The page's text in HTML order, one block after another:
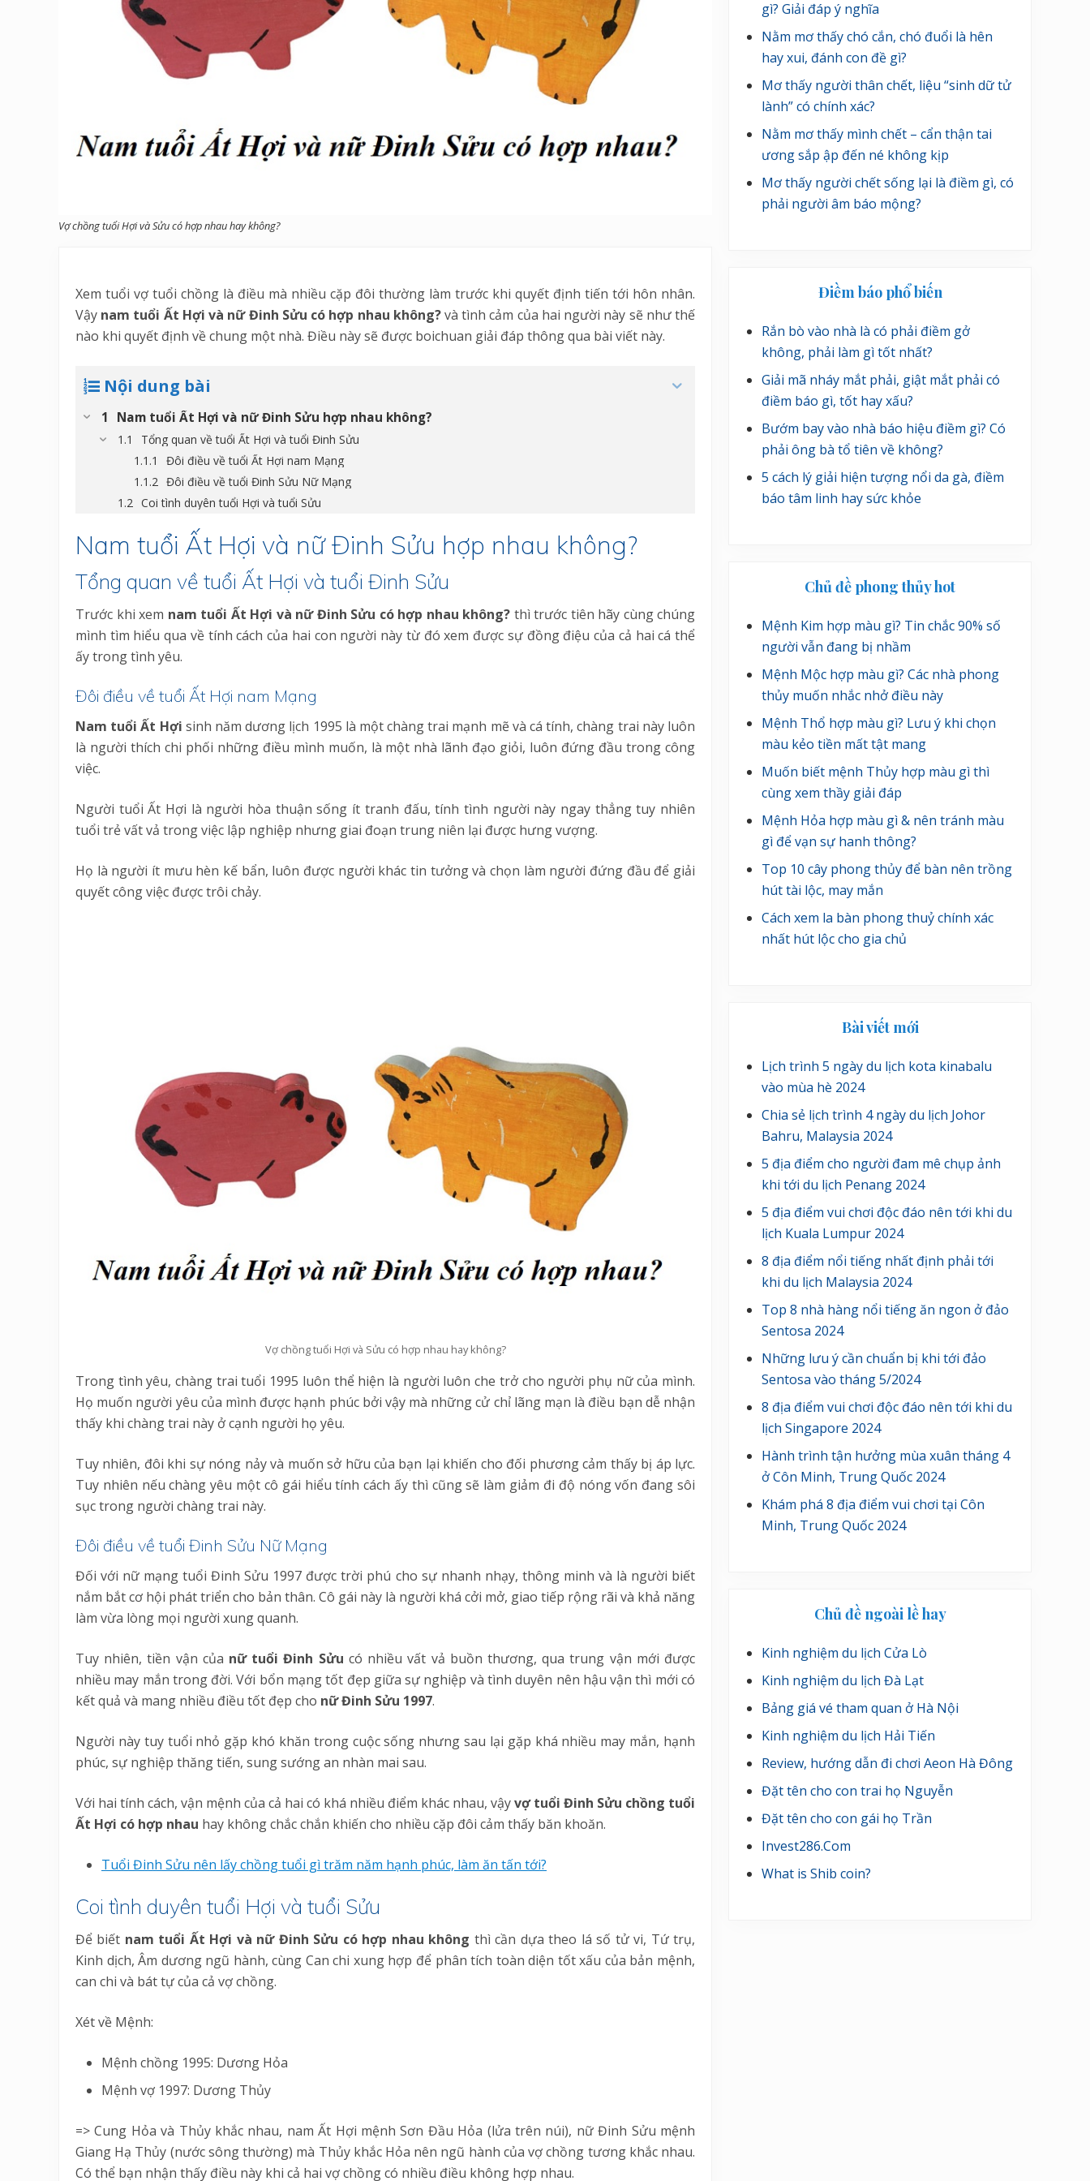
Vợ chồng tuổi Hợi và Sửu có hợp nhau hay không?
Xem tuổi vợ tuổi chồng là điều mà nhiều cặp đôi thường làm trước khi quyết định tiến tới hôn nhân.
Vậy nam tuổi Ất Hợi và nữ Đinh Sửu có hợp nhau không?và tình cảm của hai người này sẽ như thế
nào khi quyết định về chung một nhà. Điều này sẽ được boichuan giải đáp thông qua bài viết này.
Nội dung bài
Nam tuổi Ất Hợi và nữ Đinh Sửu hợp nhau không?
Tổng quan về tuổi Ất Hợi và tuổi Đinh Sửu
Đôi điều về tuổi Ất Hợi nam Mạng
Đôi điều về tuổi Đinh Sửu Nữ Mạng
Coi tình duyên tuổi Hợi và tuổi Sửu
Nam tuổi Ất Hợi và nữ Đinh Sửu hợp nhau không?
Tổng quan về tuổi Ất Hợi và tuổi Đinh Sửu
Trước khi xem nam tuổi Ất Hợi và nữ Đinh Sửu có hợp nhau không? thì trước tiên hãy cùng chúng
mình tìm hiểu qua về tính cách của hai con người này từ đó xem được sự đồng điệu của cả hai cá thể
ấy trong tình yêu.
Đôi điều về tuổi Ất Hợi nam Mạng
Nam tuổi Ất Hợi sinh năm dương lịch 1995 là một chàng trai mạnh mẽ và cá tính, chàng trai này luôn
là người thích chi phối những điều mình muốn, là một nhà lãnh đạo giỏi, luôn đứng đầu trong công
việc.
Người tuổi Ất Hợi là người hòa thuận sống ít tranh đấu, tính tình người này ngay thẳng tuy nhiên
tuổi trẻ vất vả trong việc lập nghiệp nhưng giai đoạn trung niên lại được hưng vượng.
Họ là người ít mưu hèn kế bẩn, luôn được người khác tin tưởng và chọn làm người đứng đầu để giải
quyết công việc được trôi chảy.
Vợ chồng tuổi Hợi và Sửu có hợp nhau hay không?
Trong tình yêu, chàng trai tuổi 1995 luôn thể hiện là người luôn che trở cho người phụ nữ của mình.
Họ muốn người yêu của mình được hạnh phúc bởi vậy mà những cử chỉ lãng mạn là điều bạn dễ nhận
thấy khi chàng trai này ở cạnh người họ yêu.
Tuy nhiên, đôi khi sự nóng nảy và muốn sở hữu của bạn lại khiến cho đối phương cảm thấy bị áp lực.
Tuy nhiên nếu chàng yêu một cô gái hiểu tính cách ấy thì cũng sẽ làm giảm đi độ nóng vốn đang sôi
sục trong người chàng trai này.
Đôi điều về tuổi Đinh Sửu Nữ Mạng
Đối với nữ mạng tuổi Đinh Sửu 1997 được trời phú cho sự nhanh nhạy, thông minh và là người biết
nắm bắt cơ hội phát triển cho bản thân. Cô gái này là người khá cởi mở, giao tiếp rộng rãi và khả năng
làm vừa lòng mọi người xung quanh.
Tuy nhiên, tiền vận của nữ tuổi Đinh Sửu có nhiều vất vả buồn thương, qua trung vận mới được
nhiều may mắn trong đời. Với bổn mạng tốt đẹp giữa sự nghiệp và tình duyên nên hậu vận thì mới có
kết quả và mang nhiều điều tốt đẹp cho nữ Đinh Sửu 1997.
Người này tuy tuổi nhỏ gặp khó khăn trong cuộc sống nhưng sau lại gặp khá nhiều may mắn, hạnh
phúc, sự nghiệp thăng tiến, sung sướng an nhàn mai sau.
Với hai tính cách, vận mệnh của cả hai có khá nhiều điểm khác nhau, vậyvợ tuổi Đinh Sửu chồng tuổi
Ất Hợi có hợp nhau hay không chắc chắn khiến cho nhiều cặp đôi cảm thấy băn khoăn.
Tuổi Đinh Sửu nên lấy chồng tuổi gì trăm năm hạnh phúc, làm ăn tấn tới?
Coi tình duyên tuổi Hợi và tuổi Sửu
Để biết nam tuổi Ất Hợi và nữ Đinh Sửu có hợp nhau không thì cần dựa theo lá số tử vi, Tứ trụ,
Kinh dịch, Âm dương ngũ hành, cùng Can chi xung hợp để phân tích toàn diện tốt xấu của bản mệnh,
can chi và bát tự của cả vợ chồng.
Xét về Mệnh:
Mệnh chồng 1995: Dương Hỏa
Mệnh vợ 1997: Dương Thủy
=> Cung Hỏa và Thủy khắc nhau, nam Ất Hợi mệnh Sơn Đầu Hỏa (lửa trên núi), nữ Đinh Sửu mệnh
Giang Hạ Thủy (nước sông thường) mà Thủy khắc Hỏa nên ngũ hành của vợ chồng tương khắc nhau.
Có thể bạn nhận thấy điều này khi cả hai vợ chồng có nhiều điều không hợp nhau.
gì? Giải đáp ý nghĩa
Nằm mơ thấy chó cắn, chó đuổi là hên
hay xui, đánh con đề gì?
Mơ thấy người thân chết, liệu “sinh dữ tử
lành” có chính xác?
Nằm mơ thấy mình chết – cẩn thận tai
ương sắp ập đến né không kịp
Mơ thấy người chết sống lại là điềm gì, có
phải người âm báo mộng?
Điềm báo phổ biến
Rắn bò vào nhà là có phải điềm gở
không, phải làm gì tốt nhất?
Giải mã nháy mắt phải, giật mắt phải có
điềm báo gì, tốt hay xấu?
Bướm bay vào nhà báo hiệu điềm gì? Có
phải ông bà tổ tiên về không?
5 cách lý giải hiện tượng nổi da gà, điềm
báo tâm linh hay sức khỏe
Chủ đề phong thủy hot
Mệnh Kim hợp màu gì? Tin chắc 90% số
người vẫn đang bị nhầm
Mệnh Mộc hợp màu gì? Các nhà phong
thủy muốn nhắc nhở điều này
Mệnh Thổ hợp màu gì? Lưu ý khi chọn
màu kẻo tiền mất tật mang
Muốn biết mệnh Thủy hợp màu gì thì
cùng xem thầy giải đáp
Mệnh Hỏa hợp màu gì & nên tránh màu
gì để vạn sự hanh thông?
Top 10 cây phong thủy để bàn nên trồng
hút tài lộc, may mắn
Cách xem la bàn phong thuỷ chính xác
nhất hút lộc cho gia chủ
Bài viết mới
Lịch trình 5 ngày du lịch kota kinabalu
vào mùa hè 2024
Chia sẻ lịch trình 4 ngày du lịch Johor
Bahru, Malaysia 2024
5 địa điểm cho người đam mê chụp ảnh
khi tới du lịch Penang 2024
5 địa điểm vui chơi độc đáo nên tới khi du
lịch Kuala Lumpur 2024
8 địa điểm nổi tiếng nhất định phải tới
khi du lịch Malaysia 2024
Top 8 nhà hàng nổi tiếng ăn ngon ở đảo
Sentosa 2024
Những lưu ý cần chuẩn bị khi tới đảo
Sentosa vào tháng 5/2024
8 địa điểm vui chơi độc đáo nên tới khi du
lịch Singapore 2024
Hành trình tận hưởng mùa xuân tháng 4
ở Côn Minh, Trung Quốc 2024
Khám phá 8 địa điểm vui chơi tại Côn
Minh, Trung Quốc 2024
Chủ đề ngoài lề hay
Kinh nghiệm du lịch Cửa Lò
Kinh nghiệm du lịch Đà Lạt
Bảng giá vé tham quan ở Hà Nội
Kinh nghiệm du lịch Hải Tiến
Review, hướng dẫn đi chơi Aeon Hà Đông
Đặt tên cho con trai họ Nguyễn
Đặt tên cho con gái họ Trần
Invest286.Com
What is Shib coin?